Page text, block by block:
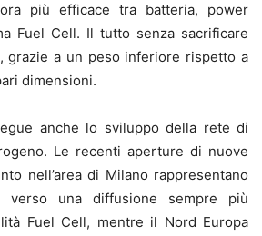
più efficace tra batteria, power
Fuel Cell. Il tutto senza sacrificare
grazie a un peso inferiore rispetto a
dimensioni.
anche lo sviluppo della rete di
Le recenti aperture di nuove
nell’area di Milano rappresentano
verso una diffusione sempre più
Fuel Cell, mentre il Nord Europa